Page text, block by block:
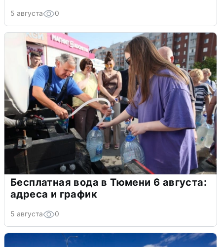
5 августа 0
Бесплатная вода в Тюмени 6 августа:
адреса и график
5 августа 0